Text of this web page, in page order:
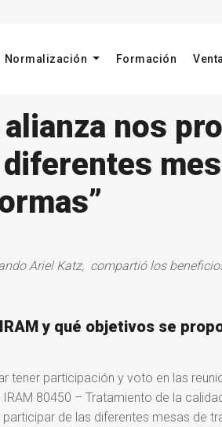
Normalización Formación
nos
Ariel Katz, compartió los
y qué objetivos se
tener participación y voto en las
80450 – Tratamiento de la
de las diferentes mesas de